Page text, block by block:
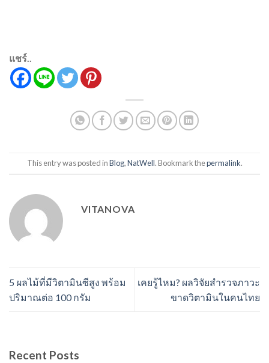
แชร์..
This entry was posted inBlog,NatWell. Bookmark thepermalink.
VITANOVA
5 ผลไม้ที่มีวิตามินซีสูง พร้อม
ปริมาณต่อ 100 กรัม
เคยรู้ไหม? ผลวิจัยสำรวจภาวะ
ขาดวิตามินในคนไทย
Recent Posts